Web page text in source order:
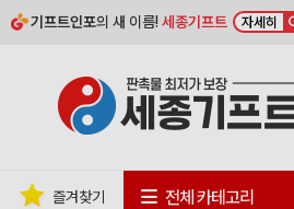
기프트인포의 새 이름!세종기프트 자세히
즐겨찾기 전체 카테고리